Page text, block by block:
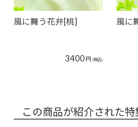
風に舞う花弁[桃]
3400円 (税込)
風に
この商品が紹介された特